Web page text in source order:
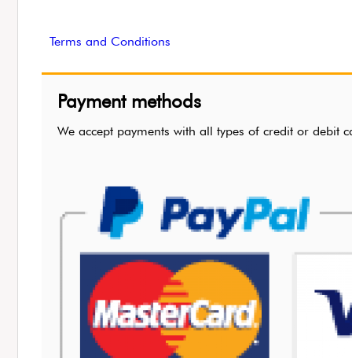
Terms and Conditions
Payment methods
We accept payments with all types of credit or debit